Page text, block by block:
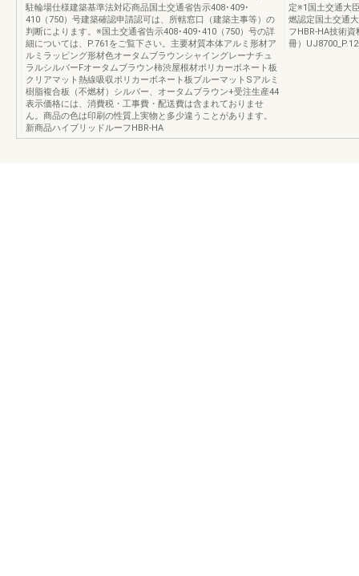
駐輪場仕様建築基準法対応商品国土交通省告示408･409･
410（750）号建築確認申請認可は、所轄窓口（建築主事等）の
判断によります。※国土交通省告示408･409･410（750）号の詳
細については、P.761をご覧下さい。主要材質本体アルミ形材ア
ルミラッピング形材色オータムブラウンシャイングレーナチュ
ラルシルバーFオータムブラウン柿渋屋根材ポリカーボネート板
クリアマット熱線吸収ポリカーボネート板ブルーマットSアルミ
樹脂複合板（不燃材）シルバー、オータムブラウン+受注生産44
表示価格には、消費税・工事費・配送費は含まれておりませ
ん。商品の色は印刷の性質上実物と多少違うことがあります。
新商品ハイブリッドルーフHBR-HA
定※1国土交通大
燃認定国土交通
フHBR-HA技術
冊）